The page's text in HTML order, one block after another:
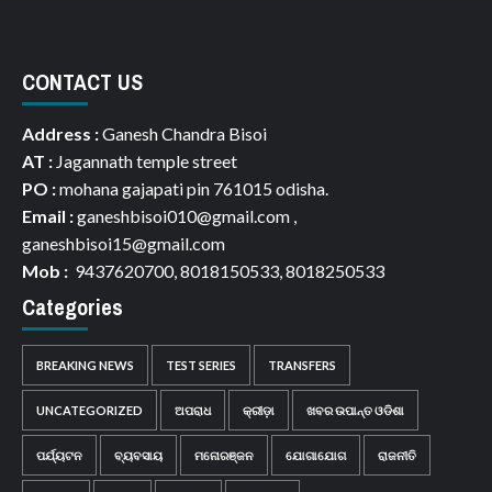
CONTACT US
Address :Ganesh Chandra Bisoi
AT : Jagannath temple street
PO :mohana gajapati pin 761015 odisha.
Email :ganeshbisoi010@gmail.com ,
ganeshbisoi15@gmail.com
Mob : 9437620700, 8018150533, 8018250533
Categories
BREAKING NEWS TEST SERIES TRANSFERS
UNCATEGORIZED ଅପରାଧ କ୍ରୀଡ଼ା ଖବର ଉପାନ୍ତ ଓଡିଶା
ପର୍ଯ୍ୟଟନ ବ୍ୟବସାୟ ମନୋରଞ୍ଜନ ଯୋଗାଯୋଗ ରାଜନୀତି